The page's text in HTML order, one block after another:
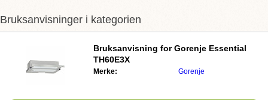
Bruksanvisninger i kategorien
Bruksanvisning forGorenje Essential
TH60E3X
Merke: Gorenje